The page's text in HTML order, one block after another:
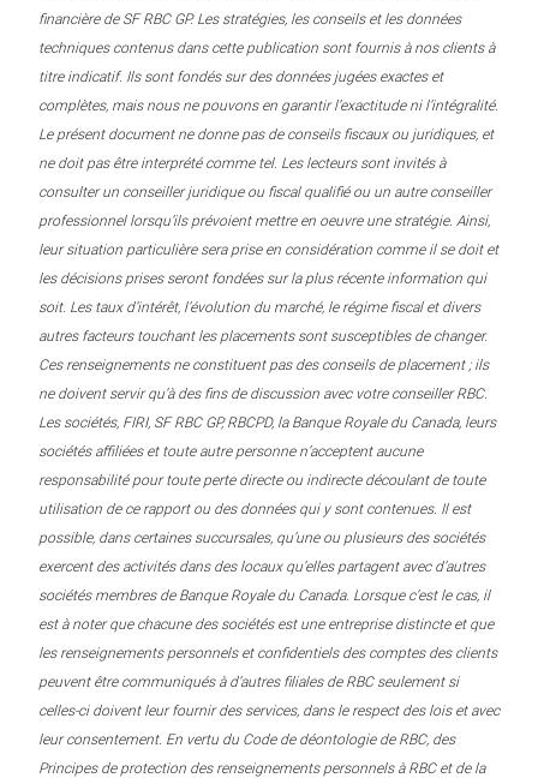
financière de SF RBC GP. Les stratégies, les conseils et les données
techniques contenus dans cette publication sont fournis à nos clients à
titre indicatif. Ils sont fondés sur des données jugées exactes et
complètes, mais nous ne pouvons en garantir l’exactitude ni l’intégralité.
Le présent document ne donne pas de conseils fiscaux ou juridiques, et
ne doit pas être interprété comme tel. Les lecteurs sont invités à
consulter un conseiller juridique ou fiscal qualifié ou un autre conseiller
professionnel lorsqu’ils prévoient mettre en oeuvre une stratégie. Ainsi,
leur situation particulière sera prise en considération comme il se doit et
les décisions prises seront fondées sur la plus récente information qui
soit. Les taux d’intérêt, l’évolution du marché, le régime fiscal et divers
autres facteurs touchant les placements sont susceptibles de changer.
Ces renseignements ne constituent pas des conseils de placement ; ils
ne doivent servir qu’à des fins de discussion avec votre conseiller RBC.
Les sociétés, FIRI, SF RBC GP, RBCPD, la Banque Royale du Canada, leurs
sociétés affiliées et toute autre personne n’acceptent aucune
responsabilité pour toute perte directe ou indirecte découlant de toute
utilisation de ce rapport ou des données qui y sont contenues. Il est
possible, dans certaines succursales, qu’une ou plusieurs des sociétés
exercent des activités dans des locaux qu’elles partagent avec d’autres
sociétés membres de Banque Royale du Canada. Lorsque c’est le cas, il
est à noter que chacune des sociétés est une entreprise distincte et que
les renseignements personnels et confidentiels des comptes des clients
peuvent être communiqués à d’autres filiales de RBC seulement si
celles-ci doivent leur fournir des services, dans le respect des lois et avec
leur consentement. En vertu du Code de déontologie de RBC, des
Principes de protection des renseignements personnels à RBC et de la